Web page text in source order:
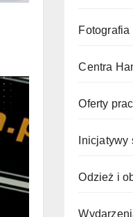
Fotografia
Centra
Oferty
Inicjatywy
Odzież i